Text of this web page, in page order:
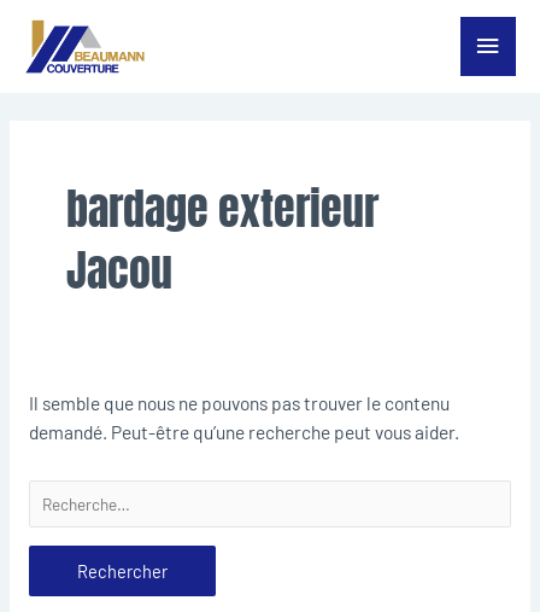
Aller
Menu
bardage exterieur
Jacou
Il semble que nous ne pouvons pas trouver le contenu
demandé. Peut-être qu’une recherche peut vous aider.